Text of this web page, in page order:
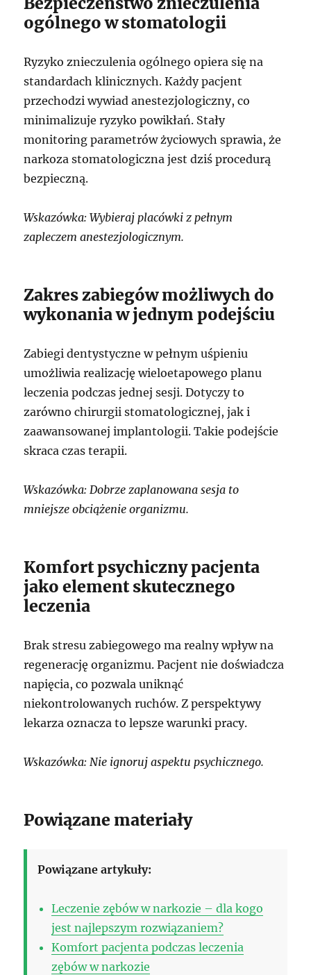
ogólnego w stomatologii
Ryzyko znieczulenia ogólnego opiera się na
standardach klinicznych. Każdy pacjent
przechodzi wywiad anestezjologiczny, co
minimalizuje ryzyko powikłań. Stały
monitoring parametrów życiowych sprawia, że
narkoza stomatologiczna jest dziś procedurą
bezpieczną.
Wskazówka: Wybieraj placówki z pełnym
zapleczem anestezjologicznym.
Zakres zabiegów możliwych do
wykonania w jednym podejściu
Zabiegi dentystyczne w pełnym uśpieniu
umożliwia realizację wieloetapowego planu
leczenia podczas jednej sesji. Dotyczy to
zarówno chirurgii stomatologicznej, jak i
zaawansowanej implantologii. Takie podejście
skraca czas terapii.
Wskazówka: Dobrze zaplanowana sesja to
mniejsze obciążenie organizmu.
Komfort psychiczny pacjenta
jako element skutecznego
leczenia
Brak stresu zabiegowego ma realny wpływ na
regenerację organizmu. Pacjent nie doświadcza
napięcia, co pozwala uniknąć
niekontrolowanych ruchów. Z perspektywy
lekarza oznacza to lepsze warunki pracy.
Wskazówka: Nie ignoruj aspektu psychicznego.
Powiązane materiały
Powiązane artykuły:
Leczenie zębów w narkozie – dla kogo
jest najlepszym rozwiązaniem?
Komfort pacjenta podczas leczenia
zębów w narkozie